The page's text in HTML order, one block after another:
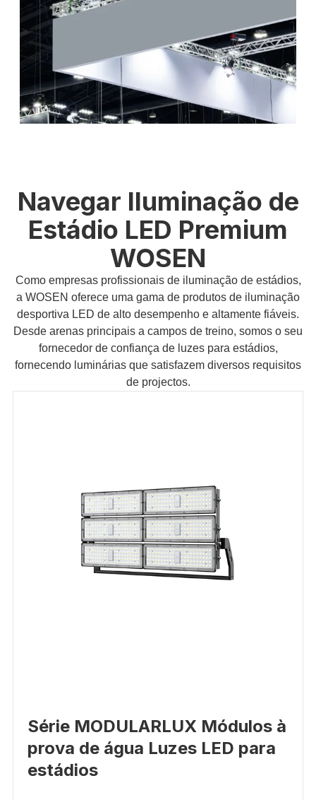
Navegar Iluminação de
Estádio LED Premium
WOSEN
Como empresas profissionais de iluminação de estádios,
a WOSEN oferece uma gama de produtos de iluminação
desportiva LED de alto desempenho e altamente fiáveis.
Desde arenas principais a campos de treino, somos o seu
fornecedor de confiança de luzes para estádios,
fornecendo luminárias que satisfazem diversos requisitos
de projectos.
Série MODULARLUX Módulos à
prova de água Luzes LED para
estádios